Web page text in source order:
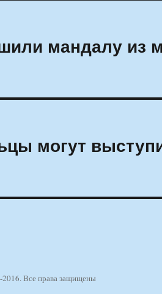
мандалу из
могут
Все права защищены